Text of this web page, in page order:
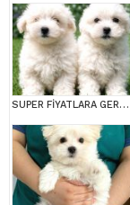
SUPER FİYATLARA GERÇEK MALTESE YAVRULAR